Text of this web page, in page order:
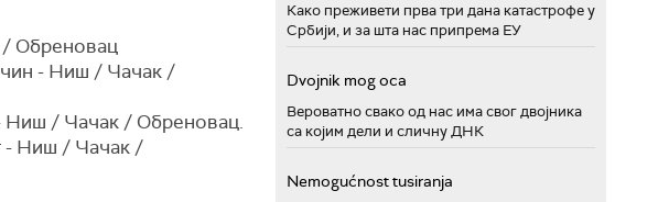
/ Обреновац
- Ниш / Чачак /
Ниш / Чачак / Обреновац.
- Ниш / Чачак /
Како преживети прва три дана катастрофе у
Србији, и за шта нас припрема ЕУ
Dvojnik mog oca
Вероватно свако од нас има свог двојника
са којим дели и сличну ДНК
Nemogućnost tusiranja